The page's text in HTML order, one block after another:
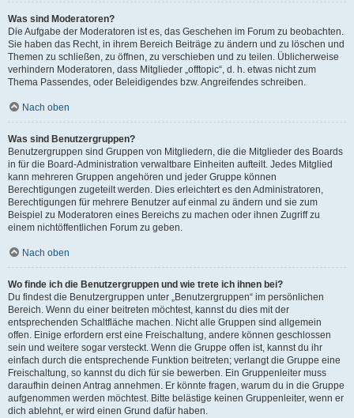
Was sind Moderatoren?
Die Aufgabe der Moderatoren ist es, das Geschehen im Forum zu beobachten.
Sie haben das Recht, in ihrem Bereich Beiträge zu ändern und zu löschen und
Themen zu schließen, zu öffnen, zu verschieben und zu teilen. Üblicherweise
verhindern Moderatoren, dass Mitglieder „offtopic“, d. h. etwas nicht zum
Thema Passendes, oder Beleidigendes bzw. Angreifendes schreiben.
Nach oben
Was sind Benutzergruppen?
Benutzergruppen sind Gruppen von Mitgliedern, die die Mitglieder des Boards
in für die Board-Administration verwaltbare Einheiten aufteilt. Jedes Mitglied
kann mehreren Gruppen angehören und jeder Gruppe können
Berechtigungen zugeteilt werden. Dies erleichtert es den Administratoren,
Berechtigungen für mehrere Benutzer auf einmal zu ändern und sie zum
Beispiel zu Moderatoren eines Bereichs zu machen oder ihnen Zugriff zu
einem nichtöffentlichen Forum zu geben.
Nach oben
Wo finde ich die Benutzergruppen und wie trete ich ihnen bei?
Du findest die Benutzergruppen unter „Benutzergruppen“ im persönlichen
Bereich. Wenn du einer beitreten möchtest, kannst du dies mit der
entsprechenden Schaltfläche machen. Nicht alle Gruppen sind allgemein
offen. Einige erfordern erst eine Freischaltung, andere können geschlossen
sein und weitere sogar versteckt. Wenn die Gruppe offen ist, kannst du ihr
einfach durch die entsprechende Funktion beitreten; verlangt die Gruppe eine
Freischaltung, so kannst du dich für sie bewerben. Ein Gruppenleiter muss
daraufhin deinen Antrag annehmen. Er könnte fragen, warum du in die Gruppe
aufgenommen werden möchtest. Bitte belästige keinen Gruppenleiter, wenn er
dich ablehnt, er wird einen Grund dafür haben.